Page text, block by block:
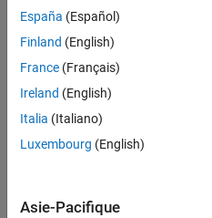
Vous
pouvez
élargir
votre
recherche
ou
afficher
l’ensemble
d'emploi.
España (Español)
Finland (English)
France (Français)
Ireland (English)
Italia (Italiano)
Luxembourg (English)
Asie-Pacifique